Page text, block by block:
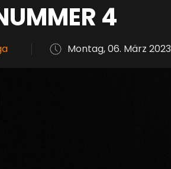
4
Montag, 06. März 2023